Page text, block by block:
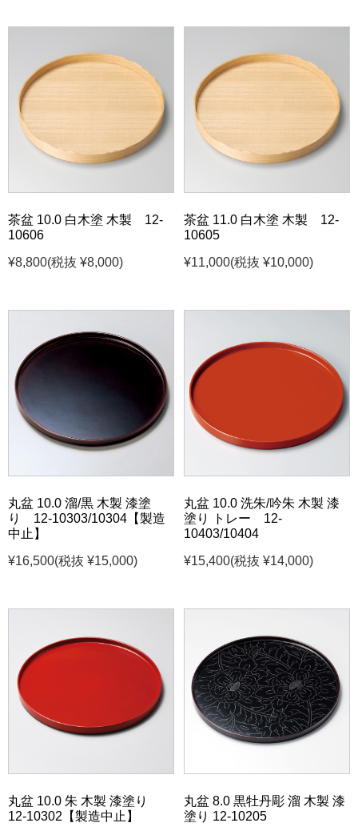
茶盆 10.0 白木塗 木製 12-
10606
¥8,800(税抜 ¥8,000)
茶盆 11.0 白木塗 木製 12-
10605
¥11,000(税抜 ¥10,000)
丸盆 10.0 溜/黒 木製 漆塗
り 12-10303/10304【製造
中止】
¥16,500(税抜 ¥15,000)
丸盆 10.0 洗朱/吟朱 木製 漆
塗り トレー 12-
10403/10404
¥15,400(税抜 ¥14,000)
丸盆 10.0 朱 木製 漆塗り
12-10302【製造中止】
丸盆 8.0 黒牡丹彫 溜 木製 漆
塗り 12-10205